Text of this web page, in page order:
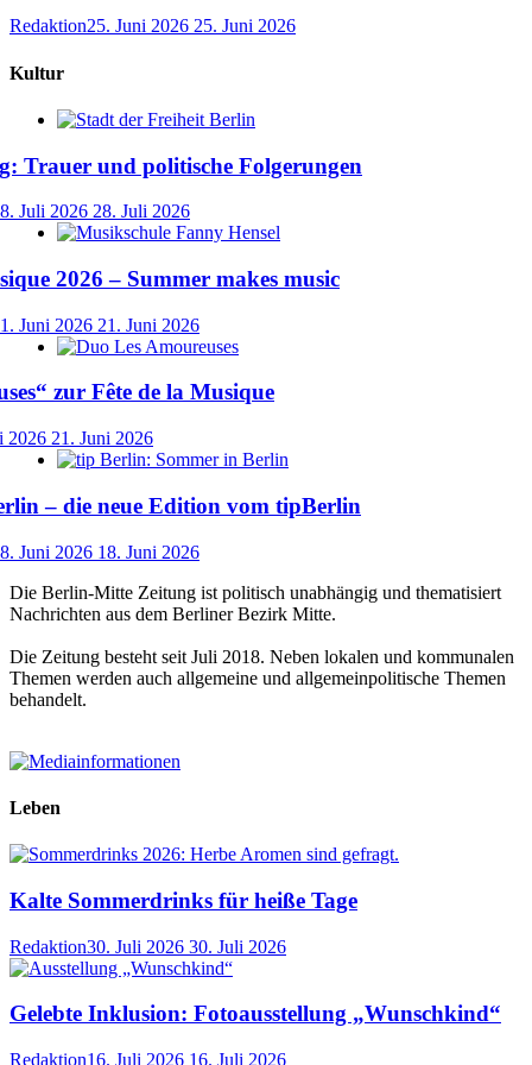
Redaktion25. Juni 2026 25. Juni 2026
Kultur
Trauer und politische Folgerungen
Juli 2026 28. Juli 2026
2026 – Summer makes music
Juni 2026 21. Juni 2026
zur Fête de la Musique
2026 21. Juni 2026
– die neue Edition vom tipBerlin
Juni 2026 18. Juni 2026
Die Berlin-Mitte Zeitung ist politisch unabhängig und thematisiert
Nachrichten aus dem Berliner Bezirk Mitte.
Die Zeitung besteht seit Juli 2018. Neben lokalen und kommunalen
Themen werden auch allgemeine und allgemeinpolitische Themen
behandelt.
Leben
Kalte Sommerdrinks für heiße Tage
Redaktion30. Juli 2026 30. Juli 2026
Gelebte Inklusion: Fotoausstellung „Wunschkind“
Redaktion16. Juli 2026 16. Juli 2026